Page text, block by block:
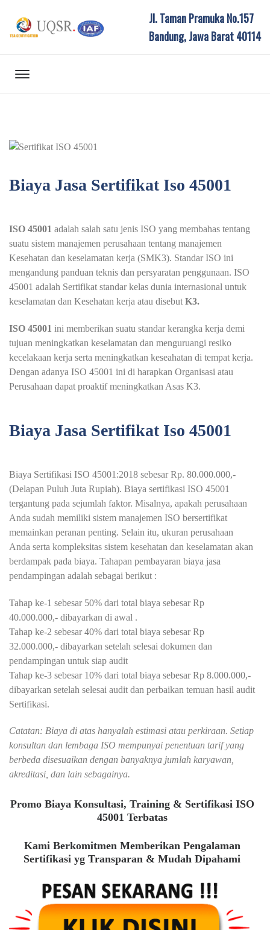
Jl. Taman Pramuka No.157
Bandung, Jawa Barat 40114
Biaya Jasa Sertifikat Iso 45001
ISO 45001 adalah salah satu jenis ISO yang membahas tentang
suatu sistem manajemen perusahaan tentang manajemen
Kesehatan dan keselamatan kerja (SMK3). Standar ISO ini
mengandung panduan teknis dan persyaratan penggunaan. ISO
45001 adalah Sertifikat standar kelas dunia internasional untuk
keselamatan dan Kesehatan kerja atau disebut K3.
ISO 45001 ini memberikan suatu standar kerangka kerja demi
tujuan meningkatkan keselamatan dan menguruangi resiko
kecelakaan kerja serta meningkatkan keseahatan di tempat kerja.
Dengan adanya ISO 45001 ini di harapkan Organisasi atau
Perusahaan dapat proaktif meningkatkan Asas K3.
Biaya Jasa Sertifikat Iso 45001
Biaya Sertifikasi ISO 45001:2018 sebesar Rp. 80.000.000,-
(Delapan Puluh Juta Rupiah). Biaya sertifikasi ISO 45001
tergantung pada sejumlah faktor. Misalnya, apakah perusahaan
Anda sudah memiliki sistem manajemen ISO bersertifikat
memainkan peranan penting. Selain itu, ukuran perusahaan
Anda serta kompleksitas sistem kesehatan dan keselamatan akan
berdampak pada biaya. Tahapan pembayaran biaya jasa
pendampingan adalah sebagai berikut :
Tahap ke-1 sebesar 50% dari total biaya sebesar Rp
40.000.000,- dibayarkan di awal .
Tahap ke-2 sebesar 40% dari total biaya sebesar Rp
32.000.000,- dibayarkan setelah selesai dokumen dan
pendampingan untuk siap audit
Tahap ke-3 sebesar 10% dari total biaya sebesar Rp 8.000.000,-
dibayarkan setelah selesai audit dan perbaikan temuan hasil audit
Sertifikasi.
Catatan: Biaya di atas hanyalah estimasi atau perkiraan. Setiap
konsultan dan lembaga ISO mempunyai penentuan tarif yang
berbeda disesuaikan dengan banyaknya jumlah karyawan,
akreditasi, dan lain sebagainya.
Promo Biaya Konsultasi, Training & Sertifikasi ISO
45001 Terbatas
Kami Berkomitmen Memberikan Pengalaman
Sertifikasi yg Transparan & Mudah Dipahami